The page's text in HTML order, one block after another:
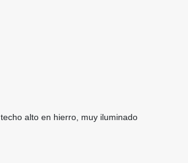
, techo alto en hierro, muy iluminado